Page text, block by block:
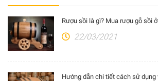
Rượu sồi là gì? Mua rượu gỗ sồi
22/03/2021
Hướng dẫn chi tiết cách sử dụng